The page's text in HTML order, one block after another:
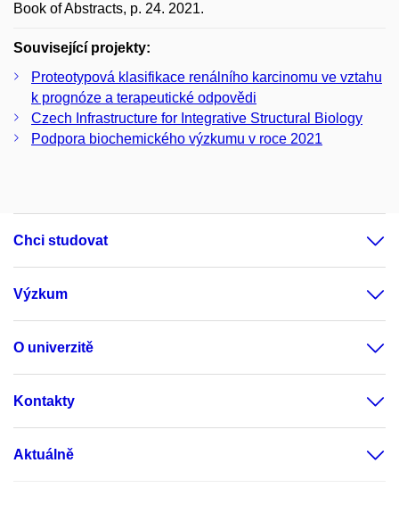
Book of Abstracts, p. 24. 2021.
Související projekty:
Proteotypová klasifikace renálního karcinomu ve vztahu
k prognóze a terapeutické odpovědi
Czech Infrastructure for Integrative Structural Biology
Podpora biochemického výzkumu v roce 2021
Chci studovat
Výzkum
O univerzitě
Kontakty
Aktuálně